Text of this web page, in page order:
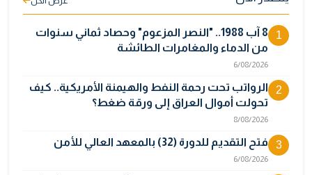
1
8 آب 1988.. "النصر المزعوم" وحصاد ثماني سنوات
من الدماء والمغامرات الطائشة
6/08/2026
2
الرواتب تحت رحمة النفط والهيمنة الأمريكية.. كيف
تحولت أموال العراق إلى ورقة ضغط؟
8/08/2026
3 فتح التقديم للدورة (32) بالمعهد العالي للأمن
6/08/2026